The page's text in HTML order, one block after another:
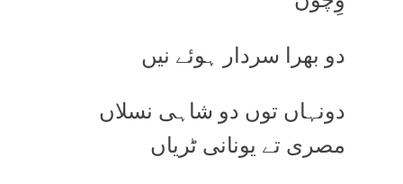
دو بھرا سردار ہوئے نیں
دونہاں توں دو شاہی نسلاں
مصری تے یونانی ٹریاں